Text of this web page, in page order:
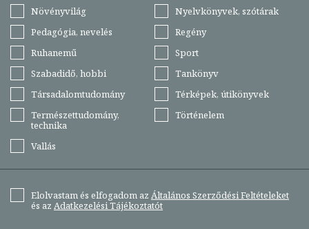
Növényvilág
Nyelvkönyvek, szótárak
Pedagógia, nevelés
Regény
Ruhanemű
Sport
Szabadidő, hobbi
Tankönyv
Társadalomtudomány
Térképek, útikönyvek
Természettudomány,
technika
Történelem
Vallás
Elolvastam és elfogadom az Általános Szerződési Feltételeket
és az Adatkezelési Tájékoztatót